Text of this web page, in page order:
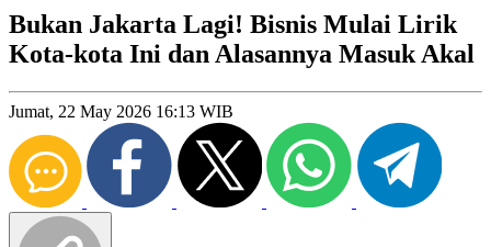
Bukan Jakarta Lagi! Bisnis Mulai Lirik
Kota-kota Ini dan Alasannya Masuk Akal
Jumat, 22 May 2026 16:13 WIB